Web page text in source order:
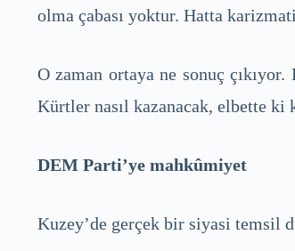
olma çabası yoktur. Hatta
O zaman ortaya ne sonuç
Kürtler nasıl kazanacak, elbette ki
DEM Parti’ye mahkûmiyet
Kuzey’de gerçek bir siyasi temsil